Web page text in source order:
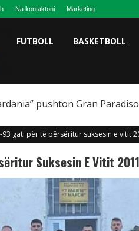
Na kontaktoni Marketing
FUTBOLL BASKETBOLL
pushton Gran
93 gati për të përsëritur suksesin e vitit
Suksesin E Vitit